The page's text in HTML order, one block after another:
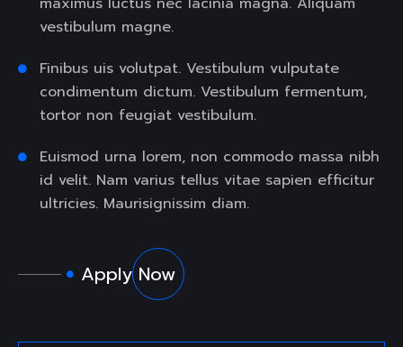
vestibulum magne.
Finibus uis volutpat. Vestibulum vulputate
condimentum dictum. Vestibulum fermentum,
tortor non feugiat vestibulum.
Euismod urna lorem, non commodo massa nibh
id velit. Nam varius tellus vitae sapien efficitur
ultricies. Maurisignissim diam.
Apply Now